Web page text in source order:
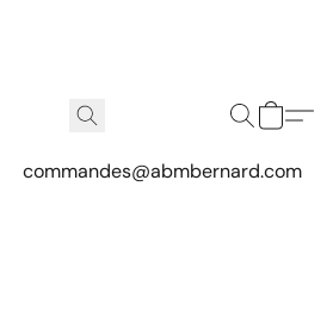
commandes@abmbernard.com